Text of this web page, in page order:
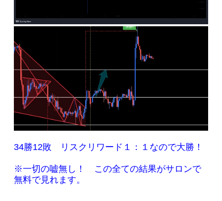
34勝12敗 リスクリワード１：１なので大勝！
※一切の嘘無し！ この全ての結果がサロンで
無料で見れます。